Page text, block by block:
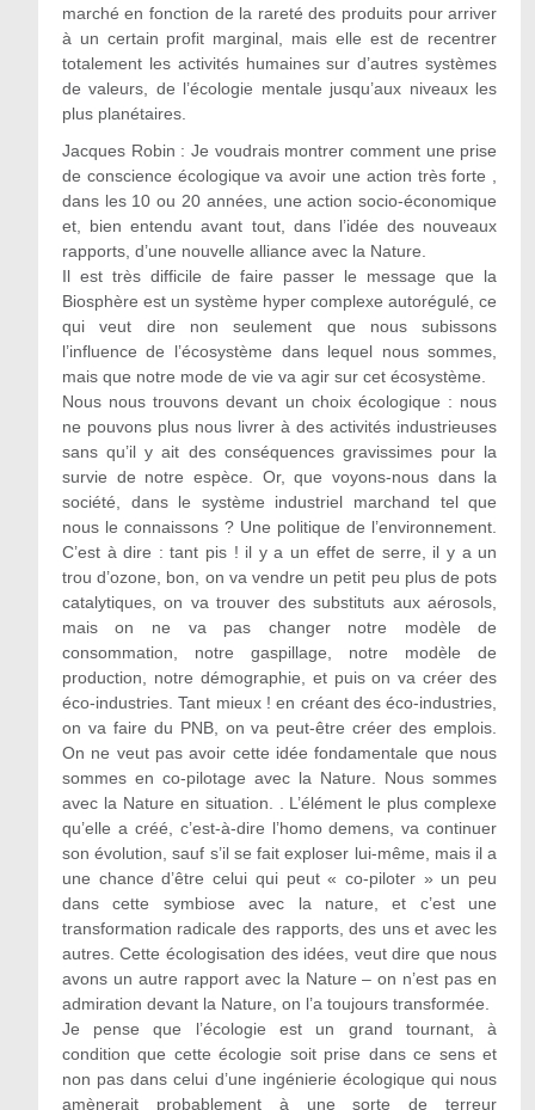
marché en fonction de la rareté des produits pour arriver
à un certain profit marginal, mais elle est de recentrer
totalement les activités humaines sur d’autres systèmes
de valeurs, de l’écologie mentale jusqu’aux niveaux les
plus planétaires.
Jacques Robin : Je voudrais montrer comment une prise
de conscience écologique va avoir une action très forte ,
dans les 10 ou 20 années, une action socio-économique
et, bien entendu avant tout, dans l’idée des nouveaux
rapports, d’une nouvelle alliance avec la Nature.
Il est très difficile de faire passer le message que la
Biosphère est un système hyper complexe autorégulé, ce
qui veut dire non seulement que nous subissons
l’influence de l’écosystème dans lequel nous sommes,
mais que notre mode de vie va agir sur cet écosystème.
Nous nous trouvons devant un choix écologique : nous
ne pouvons plus nous livrer à des activités industrieuses
sans qu’il y ait des conséquences gravissimes pour la
survie de notre espèce. Or, que voyons-nous dans la
société, dans le système industriel marchand tel que
nous le connaissons ? Une politique de l’environnement.
C’est à dire : tant pis ! il y a un effet de serre, il y a un
trou d’ozone, bon, on va vendre un petit peu plus de pots
catalytiques, on va trouver des substituts aux aérosols,
mais on ne va pas changer notre modèle de
consommation, notre gaspillage, notre modèle de
production, notre démographie, et puis on va créer des
éco-industries. Tant mieux ! en créant des éco-industries,
on va faire du PNB, on va peut-être créer des emplois.
On ne veut pas avoir cette idée fondamentale que nous
sommes en co-pilotage avec la Nature. Nous sommes
avec la Nature en situation. . L’élément le plus complexe
qu’elle a créé, c’est-à-dire l’homo demens, va continuer
son évolution, sauf s’il se fait exploser lui-même, mais il a
une chance d’être celui qui peut « co-piloter » un peu
dans cette symbiose avec la nature, et c’est une
transformation radicale des rapports, des uns et avec les
autres. Cette écologisation des idées, veut dire que nous
avons un autre rapport avec la Nature – on n’est pas en
admiration devant la Nature, on l’a toujours transformée.
Je pense que l’écologie est un grand tournant, à
condition que cette écologie soit prise dans ce sens et
non pas dans celui d’une ingénierie écologique qui nous
amènerait probablement à une sorte de terreur